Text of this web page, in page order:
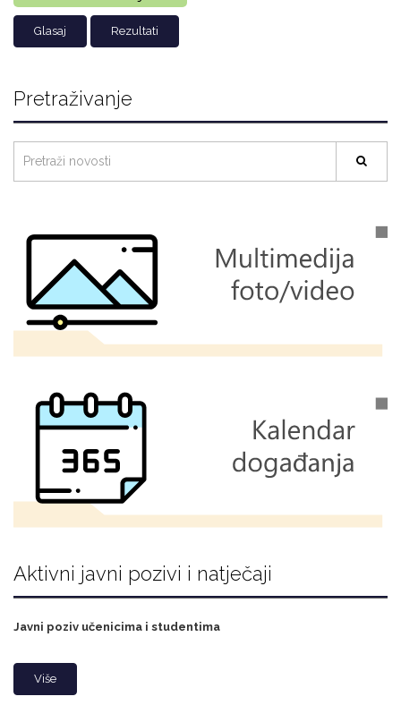
Rezultati
Pretraživanje
Aktivni javni pozivi i natječaji
Javni poziv učenicima i studentima
Više